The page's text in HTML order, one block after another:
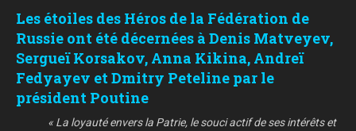
Les étoiles des Héros de la Fédération de
Russie ont été décernées à Denis Matveyev,
Sergueï Korsakov, Anna Kikina, Andreï
Fedyayev et Dmitry Peteline par le
président Poutine
« La loyauté envers la Patrie, le souci actif de ses intérêts et